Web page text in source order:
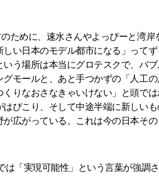
ために、速水さんやよっぴーと湾
しい日本のモデル都市になる」って
いう場所は本当にグロテスクで、バ
グモールと、あと手つかずの「人工
くりなおさなきゃいけない」と頭で
はびこり、そして中途半端に新しい
が広がっている。これは今の日本そ
「実現可能性」という言葉が強調